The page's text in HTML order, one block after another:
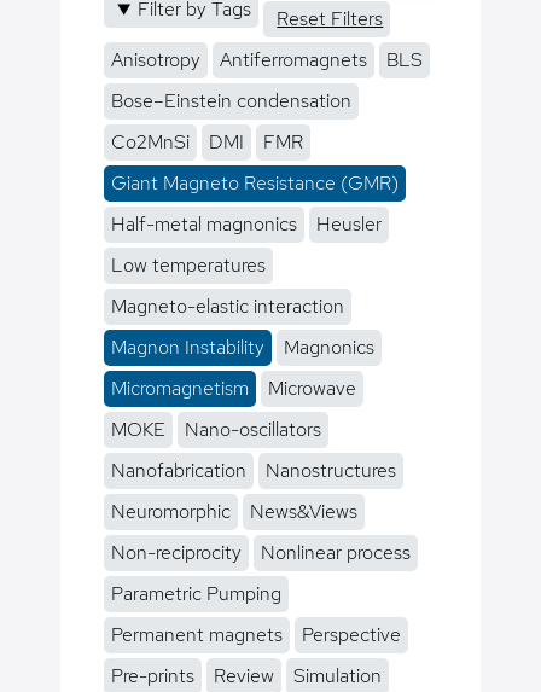
Filter by Tags
Reset Filters
Anisotropy
Antiferromagnets
BLS
Bose–Einstein condensation
Co2MnSi
DMI
FMR
Giant Magneto Resistance (GMR)
Half-metal magnonics
Heusler
Low temperatures
Magneto-elastic interaction
Magnon Instability
Magnonics
Micromagnetism
Microwave
MOKE
Nano-oscillators
Nanofabrication
Nanostructures
Neuromorphic
News&Views
Non-reciprocity
Nonlinear process
Parametric Pumping
Permanent magnets
Perspective
Pre-prints
Review
Simulation